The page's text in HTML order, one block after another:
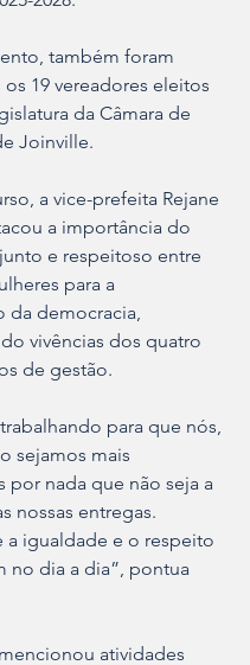
também foram
19 vereadores eleitos
da Câmara de
Joinville.
a vice-prefeita Rejane
a importância do
e respeitoso entre
para a
da democracia,
vivências dos quatro
de gestão.
para que nós,
sejamos mais
por nada que não seja a
nossas entregas.
a igualdade e o respeito
no dia a dia”, pontua
atividades